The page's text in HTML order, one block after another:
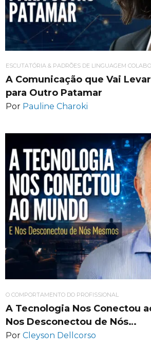
ESCUTATÓRIA & PADRÕES DE LINGUAGEM
A Comunicação que Vai
para Outro Patamar
Por Pauline Charoki
O COMPORTAMENTO DO PROFISSIONAL
A Tecnologia Nos Conectou
Nos Desconectou de Nós…
Por Cleyson Dellcorso